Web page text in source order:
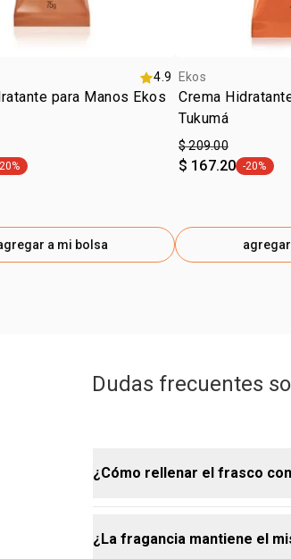
4.9
para Manos Ekos
-20%
a mi bolsa
Ekos
Crema
Tukumá
$ 209.00
$ 167.20 etiqueta -
-20%
Dudas frecuentes
¿Cómo rellenar el frasco
Rellenar tu envase Natura
¿La fragancia mantiene el